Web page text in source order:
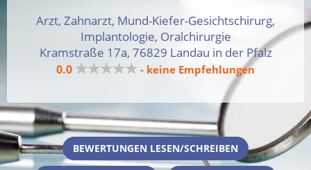
Arzt, Zahnarzt, Mund-Kiefer-Gesichtschirurg,
Implantologie, Oralchirurgie
Kramstraße 17a, 76829 Landau in der Pfalz
0.0 ★★★★★ - keine Empfehlungen
BEWERTUNGEN LESEN/SCHREIBEN